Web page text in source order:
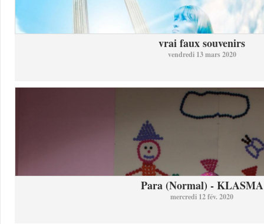
vrai faux souvenirs
vendredi 13 mars 2020
Para (Normal) - KLASMA
mercredi 12 fév. 2020